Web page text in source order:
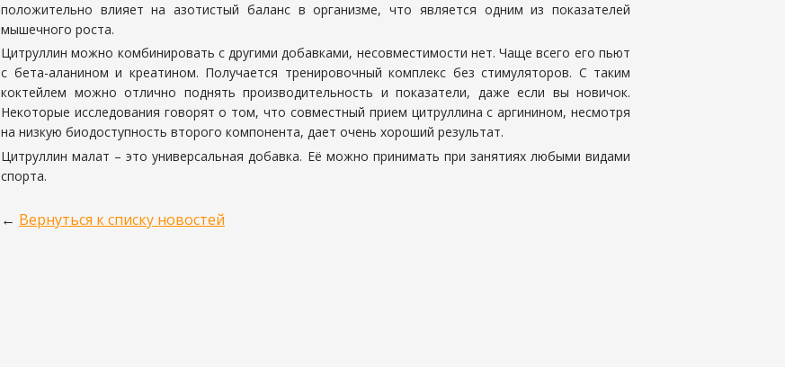
положительно влияет на азотистый баланс в организме, что является одним из показателей
мышечного роста.
Цитруллин можно комбинировать с другими добавками, несовместимости нет. Чаще всего его пьют
с бета-аланином и креатином. Получается тренировочный комплекс без стимуляторов. С таким
коктейлем можно отлично поднять производительность и показатели, даже если вы новичок.
Некоторые исследования говорят о том, что совместный прием цитруллина с аргинином, несмотря
на низкую биодоступность второго компонента, дает очень хороший результат.
Цитруллин малат – это универсальная добавка. Её можно принимать при занятиях любыми видами
спорта.
← Вернуться к списку новостей